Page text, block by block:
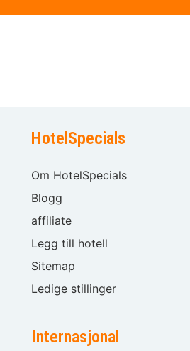
HotelSpecials
Om HotelSpecials
Blogg
affiliate
Legg till hotell
Sitemap
Ledige stillinger
Internasjonal